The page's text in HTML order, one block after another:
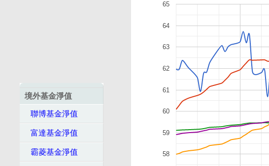
境外基金淨值
聯博基金淨值
富達基金淨值
霸菱基金淨值 58
59
60
61
62
63
64
65